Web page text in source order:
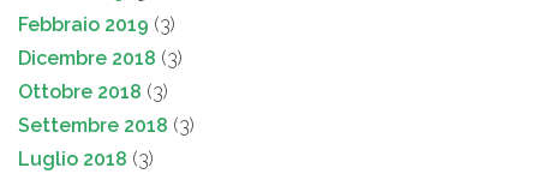
Febbraio 2019 (3)
Dicembre 2018 (3)
Ottobre 2018 (3)
Settembre 2018 (3)
Luglio 2018 (3)